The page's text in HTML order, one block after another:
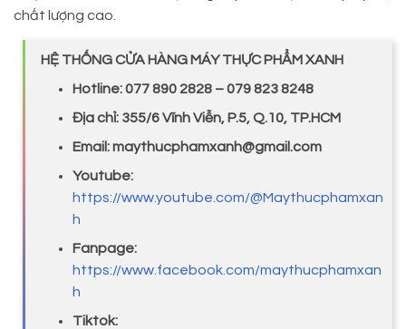
chất lượng cao.
HỆ THỐNG CỬA HÀNG MÁY THỰC PHẨM XANH
Hotline: 077 890 2828 – 079 823 8248
Địa chỉ: 355/6 Vĩnh Viễn, P.5, Q.10, TP.HCM
Email: maythucphamxanh@gmail.com
Youtube:
https://www.youtube.com/@Maythucphamxan
h
Fanpage:
https://www.facebook.com/maythucphamxan
h
Tiktok: